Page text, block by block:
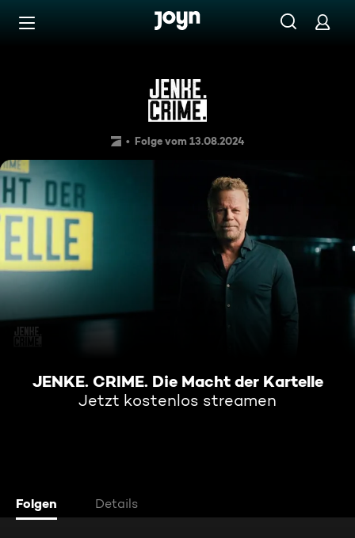
Zum Inhalt springen
JENKE. CRIME. Die Macht
Folge vom 13.08.2024
JENKE. CRIME. Die Macht der Kartelle
Jetzt kostenlos streamen
Folgen Details